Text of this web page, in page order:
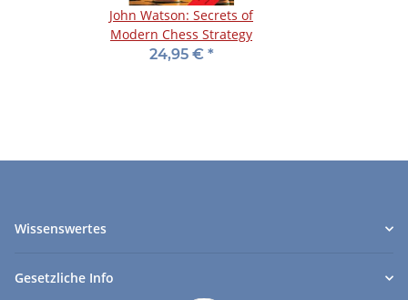
John Watson: Secrets of
Modern Chess Strategy
24,95 € *
Wissenswertes
Gesetzliche Info